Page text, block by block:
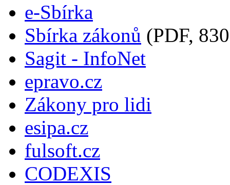
e-Sbírka
Sbírka zákonů (PDF,
Sagit - InfoNet
epravo.cz
Zákony pro lidi
esipa.cz
fulsoft.cz
CODEXIS